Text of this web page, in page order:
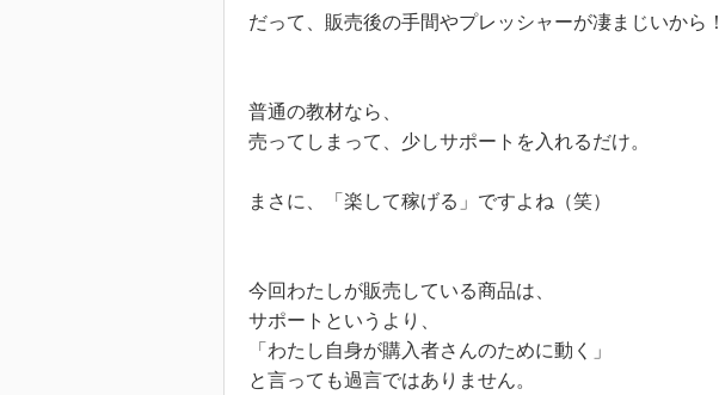
だって、販売後の手間やプレッシャーが凄まじいから！
普通の教材なら、
売ってしまって、少しサポートを入れるだけ。
まさに、「楽して稼げる」ですよね（笑）
今回わたしが販売している商品は、
サポートというより、
「わたし自身が購入者さんのために動く」
と言っても過言ではありません。